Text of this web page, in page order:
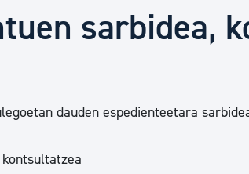
sarbidea,
dauden espedienteetara